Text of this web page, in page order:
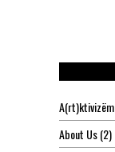
A(rt)ktivizëm
About Us(2)